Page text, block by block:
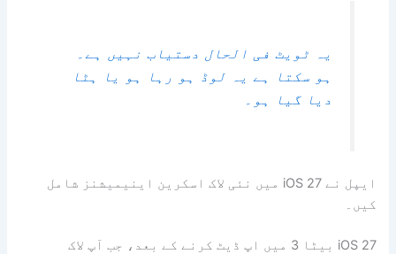
یہ ٹویٹ فی الحال دستیاب نہیں ہے۔
ہو سکتا ہے یہ لوڈ ہو رہا ہو یا ہٹا
دیا گیا ہو۔
ایپل نے iOS 27 میں نئی ​​لاک اسکرین اینیمیشنز شامل
کیں۔
iOS 27 بیٹا 3 میں اپ ڈیٹ کرنے کے بعد، جب آپ لاک